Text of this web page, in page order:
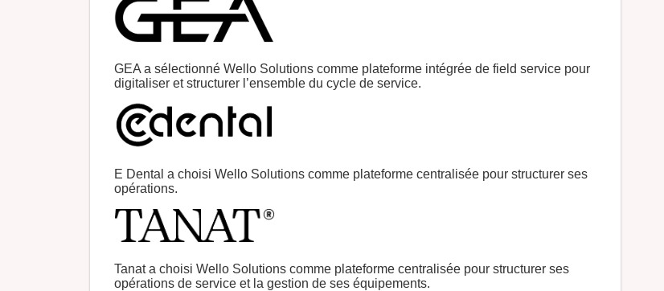
GEA a sélectionné Wello Solutions comme plateforme intégrée de field service pour
digitaliser et structurer l’ensemble du cycle de service.
E Dental a choisi Wello Solutions comme plateforme centralisée pour structurer ses
opérations.
Tanat a choisi Wello Solutions comme plateforme centralisée pour structurer ses
opérations de service et la gestion de ses équipements.